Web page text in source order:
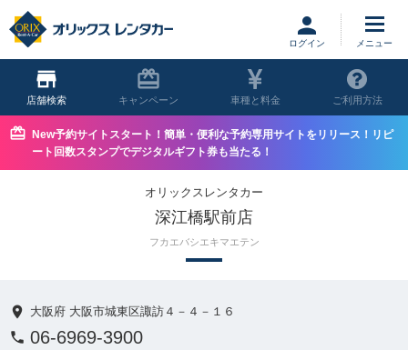
ログイン
店舗 キャンペーン 車種と料金 ご利用方法
New予約サイトスタート！簡単・便利な予約専用サイトをリリース！リピ
ート回数スタンプでデジタルギフト券も当たる！
オリックスレンタカー
深江橋駅前店
フカエバシエキマエテン
大阪府 大阪市城東区諏訪４－４－１６
06-6969-3900